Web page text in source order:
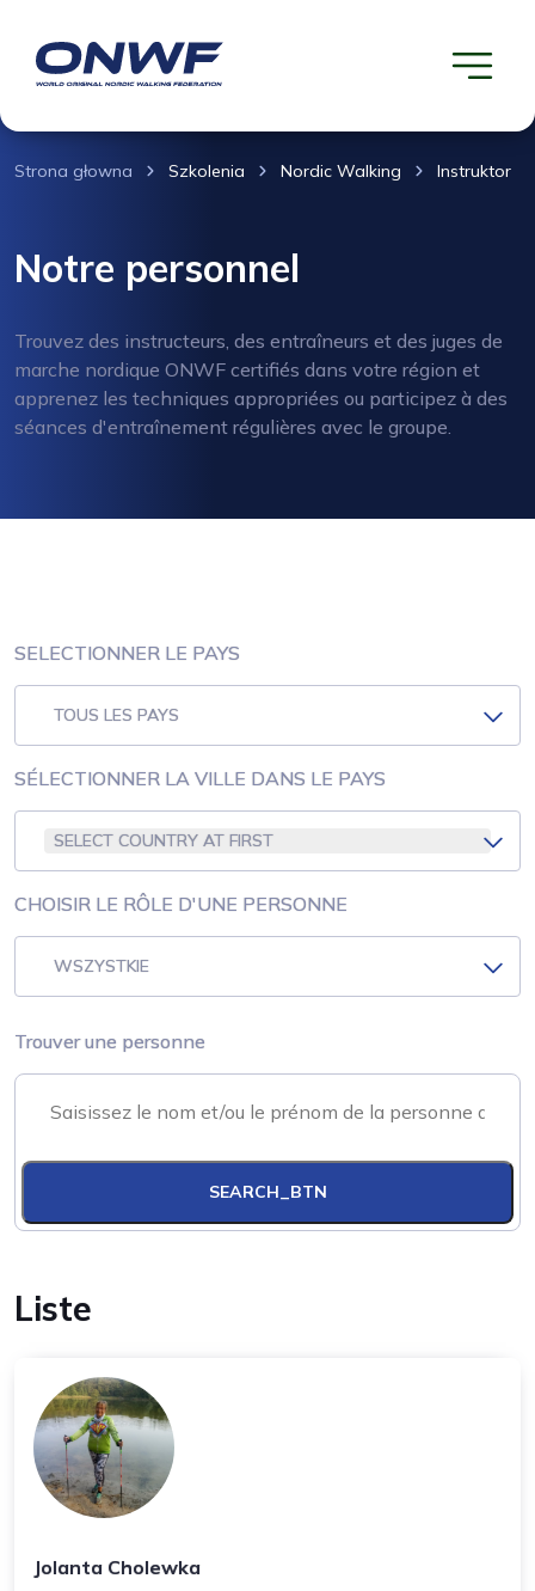
Strona głowna Szkolenia Nordic Walking Instruktor
Notre personnel
Trouvez des instructeurs, des entraîneurs et des juges de
marche nordique ONWF certifiés dans votre région et
apprenez les techniques appropriées ou participez à des
séances d'entraînement régulières avec le groupe.
SELECTIONNER LE PAYS
TOUS LES PAYS
SÉLECTIONNER LA VILLE DANS LE PAYS
SELECT COUNTRY AT FIRST
CHOISIR LE RÔLE D'UNE PERSONNE
WSZYSTKIE
Trouver une personne
SEARCH_BTN
Liste
Jolanta Cholewka